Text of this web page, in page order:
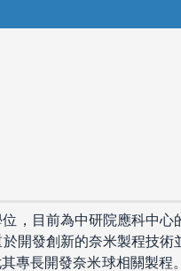
，目前為中研院應科中心
開發創新的奈米製程技術
專長開發奈米球相關製程